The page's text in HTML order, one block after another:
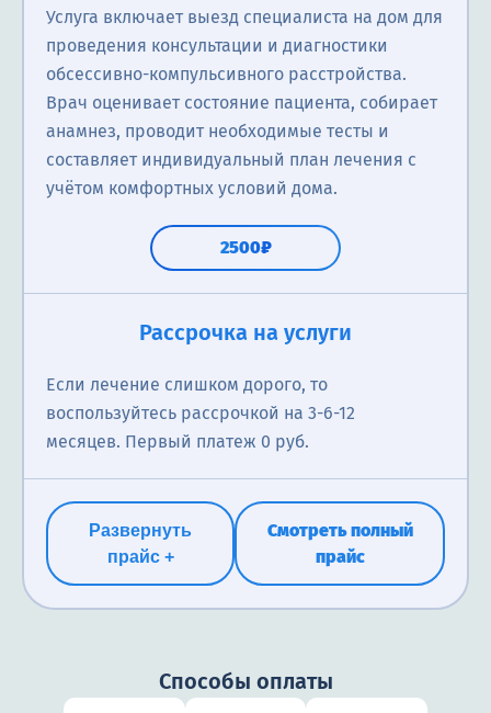
Услуга включает выезд специалиста на дом для
проведения консультации и диагностики
обсессивно-компульсивного расстройства.
Врач оценивает состояние пациента, собирает
анамнез, проводит необходимые тесты и
составляет индивидуальный план лечения с
учётом комфортных условий дома.
2500₽
Рассрочка на услуги
Если лечение слишком дорого, то
воспользуйтесь рассрочкой на 3-6-12
месяцев. Первый платеж 0 руб.
Развернуть
прайс +
Смотреть полный
прайс
Способы оплаты